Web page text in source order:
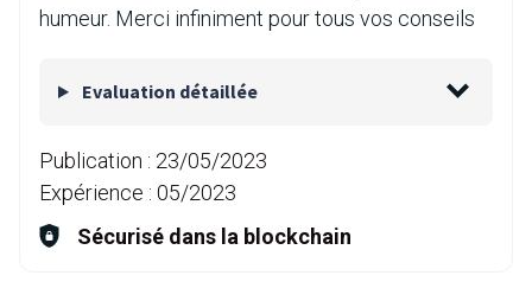
humeur. Merci infiniment pour tous vos conseils
Evaluation détaillée
Publication : 23/05/2023
Expérience : 05/2023
Sécurisé dans la blockchain